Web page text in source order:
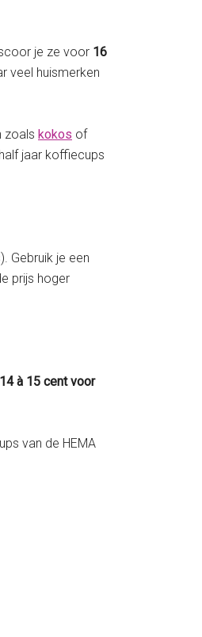
je ze voor 16
veel huismerken
zoals kokos of
jaar koffiecups
Gebruik je een
prijs hoger
14 à 15 cent voor
van de HEMA